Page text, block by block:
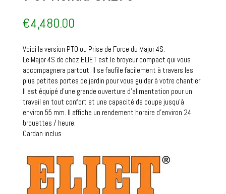
€4,480.00
Voici la version PTO ou Prise de Force du Major 4S.
Le Major 4S de chez ELIET est le broyeur compact qui vous
accompagnera partout. Il se faufile facilement à travers les
plus petites portes de jardin pour vous guider à votre chantier.
Il est équipé d’une grande ouverture d’alimentation pour un
travail en tout confort et une capacité de coupe jusqu’à
environ 55 mm. Il affiche un rendement horaire d’environ 24
brouettes / heure.
Cardan inclus